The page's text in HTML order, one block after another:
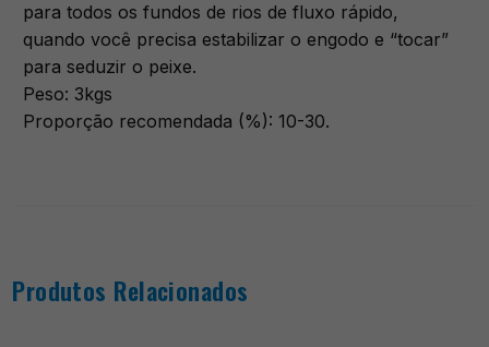
para todos os fundos de rios de fluxo rápido,
quando você precisa estabilizar o engodo e “tocar”
para seduzir o peixe.
Peso: 3kgs
Proporção recomendada (%): 10-30.
Produtos Relacionados